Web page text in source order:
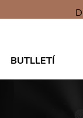
BUTLLETÍ